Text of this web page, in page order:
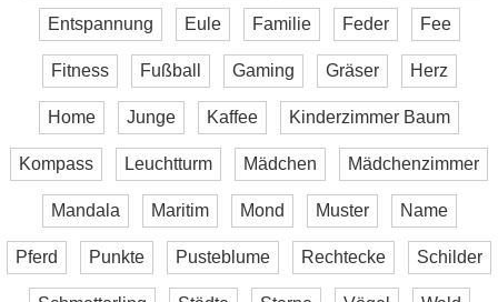
Entspannung Eule Familie Feder Fee
Fitness Fußball Gaming Gräser Herz
Home Junge Kaffee Kinderzimmer Baum
Kompass Leuchtturm Mädchen Mädchenzimmer
Mandala Maritim Mond Muster Name
Pferd Punkte Pusteblume Rechtecke Schilder